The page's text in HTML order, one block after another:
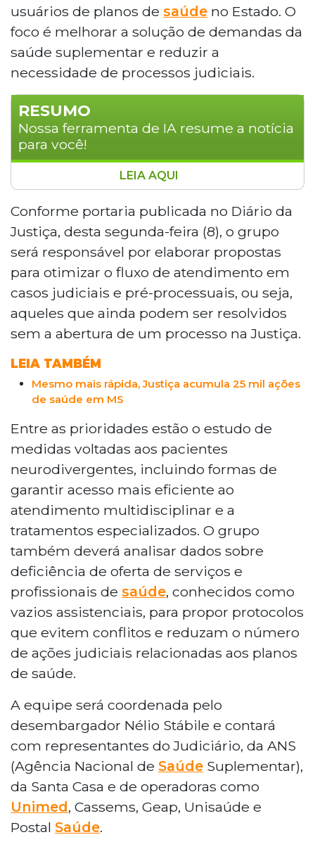
usuários de planos de saúde no Estado. O
foco é melhorar a solução de demandas da
saúde suplementar e reduzir a
necessidade de processos judiciais.
RESUMO
Nossa ferramenta de IA resume a notícia
para você!
O Tribunal de Justiça de Mato Grosso do
Sul criou um grupo de trabalho para
aprimorar o atendimento de usuários de
planos de saúde e reduzir a judicialização
na saúde suplementar. Coordenado pelo
desembargador Nélio Stábile, o grupo
reunirá representantes do Judiciário, da
ANS, da Santa Casa e de operadoras
como Unimed e Cassems, com foco em
pacientes neurodivergentes e vazios
assistenciais.
LEIA AQUI
Conforme portaria publicada no Diário da
Justiça, desta segunda-feira (8), o grupo
será responsável por elaborar propostas
para otimizar o fluxo de atendimento em
casos judiciais e pré-processuais, ou seja,
aqueles que ainda podem ser resolvidos
sem a abertura de um processo na Justiça.
LEIA TAMBÉM
Mesmo mais rápida, Justiça acumula 25 mil ações
de saúde em MS
Entre as prioridades estão o estudo de
medidas voltadas aos pacientes
neurodivergentes, incluindo formas de
garantir acesso mais eficiente ao
atendimento multidisciplinar e a
tratamentos especializados. O grupo
também deverá analisar dados sobre
deficiência de oferta de serviços e
profissionais de saúde, conhecidos como
vazios assistenciais, para propor protocolos
que evitem conflitos e reduzam o número
de ações judiciais relacionadas aos planos
de saúde.
A equipe será coordenada pelo
desembargador Nélio Stábile e contará
com representantes do Judiciário, da ANS
(Agência Nacional de Saúde Suplementar),
da Santa Casa e de operadoras como
Unimed, Cassems, Geap, Unisaúde e
Postal Saúde.